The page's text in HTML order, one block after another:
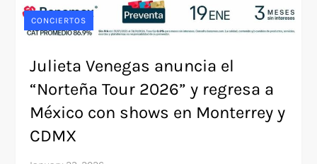
CONCIERTOS
Julieta Venegas anuncia el
“Norteña Tour 2026” y regresa a
México con shows en Monterrey y
CDMX